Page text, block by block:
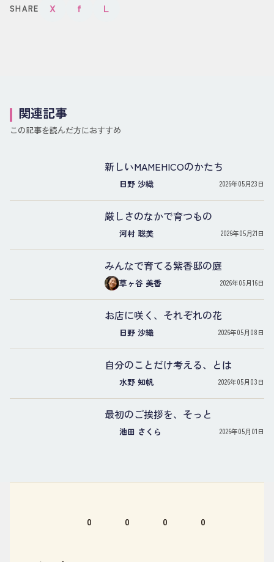
SHARE X f L
関連記事
この記事を読んだ方におすすめ
新しいMAMEHICOのかたち
日野 沙織 2026年05月23日
厳しさのなかで育つもの
河村 聡美 2026年05月21日
みんなで育てる紫香邸の庭
草ヶ谷 美香 2026年05月16日
お店に咲く、それぞれの花
日野 沙織 2026年05月08日
自分のことだけ考える、とは
水野 知帆 2026年05月03日
最初のご挨拶を、そっと
池田 さくら 2026年05月01日
0 0 0 0